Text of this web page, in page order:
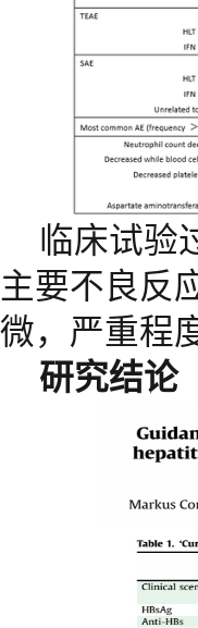
临床试验
主要不良反
微，严重程
研究结论